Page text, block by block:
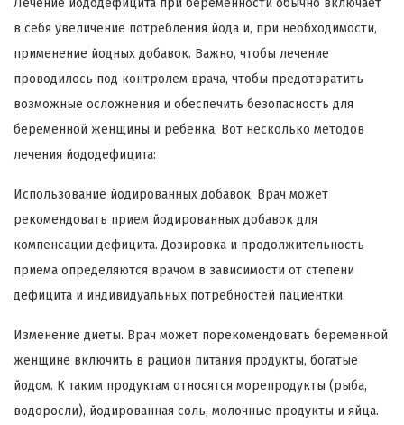
Лечение йододефицита при беременности обычно включает
в себя увеличение потребления йода и, при необходимости,
применение йодных добавок. Важно, чтобы лечение
проводилось под контролем врача, чтобы предотвратить
возможные осложнения и обеспечить безопасность для
беременной женщины и ребенка. Вот несколько методов
лечения йододефицита:
Использование йодированных добавок. Врач может
рекомендовать прием йодированных добавок для
компенсации дефицита. Дозировка и продолжительность
приема определяются врачом в зависимости от степени
дефицита и индивидуальных потребностей пациентки.
Изменение диеты. Врач может порекомендовать беременной
женщине включить в рацион питания продукты, богатые
йодом. К таким продуктам относятся морепродукты (рыба,
водоросли), йодированная соль, молочные продукты и яйца.